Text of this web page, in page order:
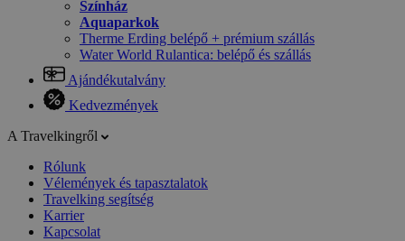
Színház
Aquaparkok
Therme Erding belépő + prémium szállás
Water World Rulantica: belépő és szállás
Ajándékutalvány
Kedvezmények
A Travelkingről
Rólunk
Vélemények és tapasztalatok
Travelking segítség
Karrier
Kapcsolat